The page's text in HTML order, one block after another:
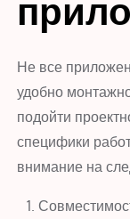
Не все
удобно
подойти
специфики
внимание на